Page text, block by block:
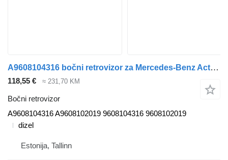
A9608104316 bočni retrovizor za Mercedes-Benz Actros MP4 Antos Arocs (2012-) tegljača
118,55 € ≈ 231,70 KM
Bočni retrovizor
A9608104316 A9608102019 9608104316 9608102019
dizel
Estonija, Tallinn